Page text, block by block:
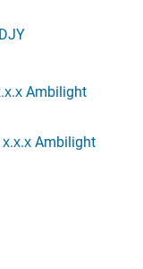
Ambilight
Ambilight